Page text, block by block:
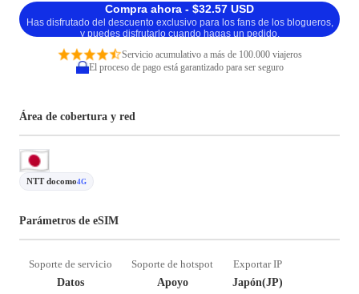
Compra ahora - $32.57 USD
Has disfrutado del descuento exclusivo para los fans de los blogueros,
y puedes disfrutarlo cuando hagas un pedido.
Servicio acumulativo a más de 100.000 viajeros
El proceso de pago está garantizado para ser seguro
Área de cobertura y red
NTT docomo4G
Parámetros de eSIM
Soporte de servicio
Datos
Soporte de hotspot
Apoyo
Exportar IP
Japón(JP)